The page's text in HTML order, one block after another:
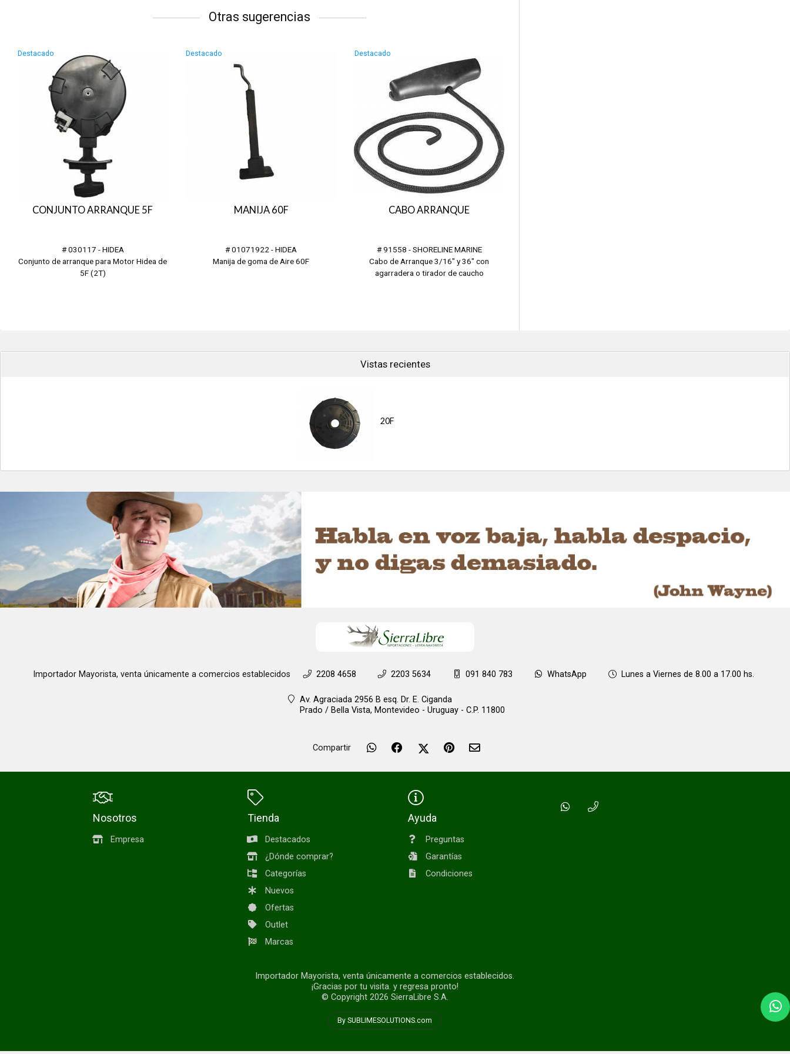
Otras sugerencias
Destacado
CONJUNTO ARRANQUE 5F
# 030117 - HIDEA
Conjunto de arranque para Motor Hidea de
5F (2T)
Destacado
MANIJA 60F
# 01071922 - HIDEA
Manija de goma de Aire 60F
Destacado
CABO ARRANQUE
# 91558 - SHORELINE MARINE
Cabo de Arranque 3/16" y 36" con
agarradera o tirador de caucho
Vistas recientes
20F
Importador Mayorista, venta únicamente a comercios establecidos 2208 4658 2203 5634 091 840 783 WhatsApp Lunes a Viernes de 8.00 a 17.00 hs.
Av. Agraciada 2956 B esq. Dr. E. Ciganda
Prado / Bella Vista, Montevideo - Uruguay - C.P. 11800
Compartir
Nosotros
Empresa
Tienda
Destacados
¿Dónde comprar?
Categorías
Nuevos
Ofertas
Outlet
Marcas
Ayuda
Preguntas
Garantías
Condiciones
Importador Mayorista, venta únicamente a comercios establecidos.
¡Gracias por tu visita. y regresa pronto!
© Copyright 2026 SierraLibre S.A.
By SUBLIMESOLUTIONS.com